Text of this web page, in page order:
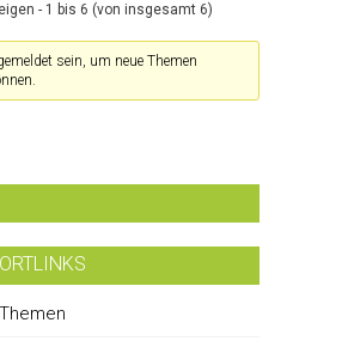
- 1 bis 6 (von insgesamt 6)
sein, um neue Themen